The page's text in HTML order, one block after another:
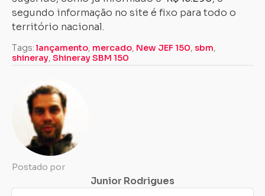
segundo informação no site é fixo para todo o
território nacional.
Tags: lançamento, mercado, New JEF 150, sbm,
shineray, Shineray SBM 150
Postado por
Junior Rodrigues